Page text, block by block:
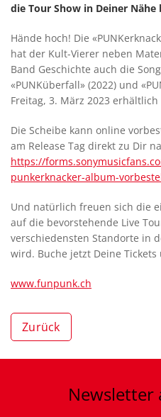
die Tour Show in Deiner Nähe
Hände hoch! Die
hat der Kult-Vierer neben
Band Geschichte auch die
«PUNKüberfall» (2022) und
Freitag, 3. März 2023 erhältlich
Die Scheibe kann online
am Release Tag direkt zu Dir
https://
punkerknacker-album-
Und natürlich freuen sich die
auf die bevorstehende Live
verschiedensten Standorte in
wird. Buche jetzt Deine Tickets
www.funpunk.ch
Zurück
Newsletter